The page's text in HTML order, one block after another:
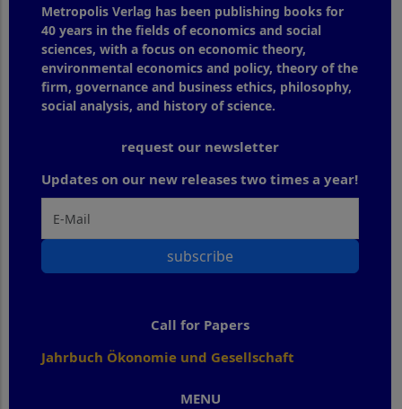
Metropolis Verlag has been publishing books for
40 years in the fields of economics and social
sciences, with a focus on economic theory,
environmental economics and policy, theory of the
firm, governance and business ethics, philosophy,
social analysis, and history of science.
MENU
request our newsletter
Updates on our new releases two times a year!
subscribe
Call for Papers
Jahrbuch Ökonomie und Gesellschaft